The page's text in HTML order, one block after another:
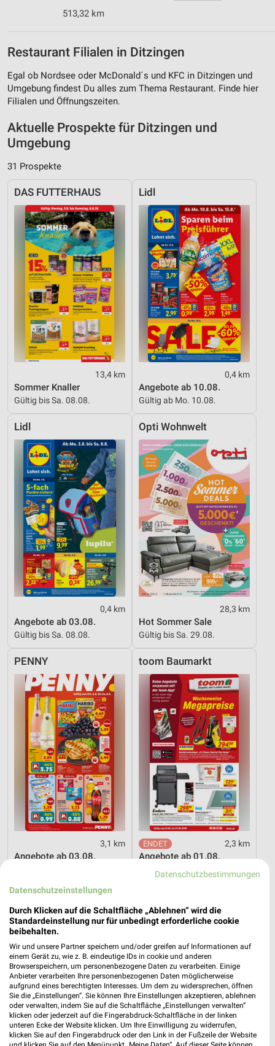
513,32 km
Restaurant Filialen in Ditzingen
Egal ob Nordsee oder McDonald´s und KFC in Ditzingen und
Umgebung findest Du alles zum Thema Restaurant. Finde hier
Filialen und Öffnungszeiten.
Aktuelle Prospekte für Ditzingen und
Umgebung
31 Prospekte
DAS FUTTERHAUS
13,4 km
Sommer Knaller
Gültig bis Sa. 08.08.
Lidl
0,4 km
Angebote ab 10.08.
Gültig ab Mo. 10.08.
Lidl
0,4 km
Angebote ab 03.08.
Gültig bis Sa. 08.08.
Opti Wohnwelt
28,3 km
Hot Sommer Sale
Gültig bis Sa. 29.08.
PENNY
3,1 km
Angebote ab 03.08.
toom Baumarkt
2,3 km
Angebote ab 01.08.
Noch morgen gültig
XXXLutz
Datenschutzbestimmungen
Datenschutzeinstellungen
Durch Klicken auf die Schaltfläche „Ablehnen“ wird die
Standardeinstellung nur für unbedingt erforderliche cookie
beibehalten.
Wir und unsere Partner speichern und/oder greifen auf Informationen auf
einem Gerät zu, wie z. B. eindeutige IDs in cookie und anderen
Browserspeichern, um personenbezogene Daten zu verarbeiten. Einige
Anbieter verarbeiten Ihre personenbezogenen Daten möglicherweise
aufgrund eines berechtigten Interesses. Um dem zu widersprechen, öffnen
Sie die „Einstellungen“. Sie können Ihre Einstellungen akzeptieren, ablehnen
oder verwalten, indem Sie auf die Schaltfläche „Einstellungen verwalten“
klicken oder jederzeit auf die Fingerabdruck-Schaltfläche in der linken
unteren Ecke der Website klicken. Um Ihre Einwilligung zu widerrufen,
klicken Sie auf den Fingerabdruck oder den Link in der Fußzeile der Website